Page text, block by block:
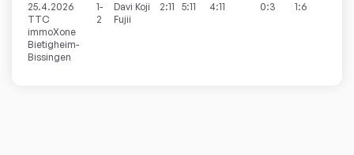
25.4.2026
TTC
immoXone
Bietigheim-
Bissingen
1-
2
Davi Koji
Fujii
2:11 5:11 4:11 0:3 1:6